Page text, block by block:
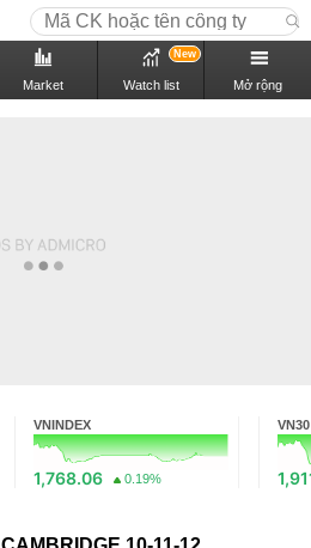
Market Watch list
New
Mở rộng
VNINDEX
1,768.06 0.19%
VN30